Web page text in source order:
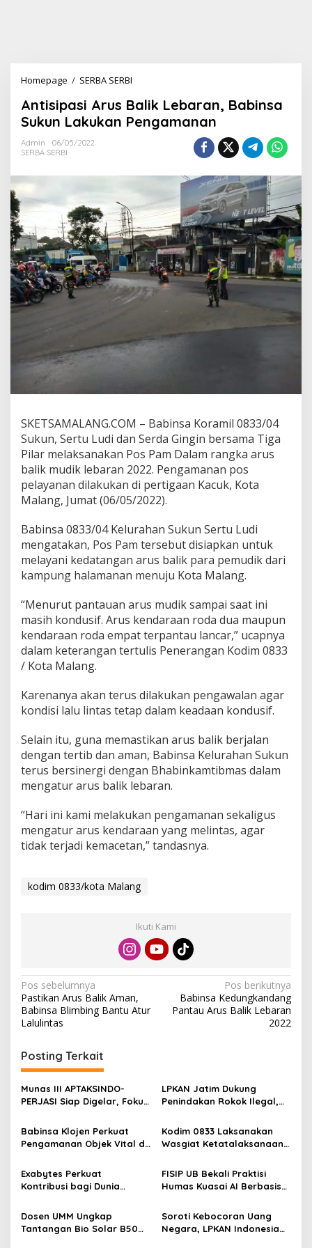
Homepage / SERBA SERBI
t
i
s
i
A
r
u
s
B
a
l
i
b
n
B
a
b
i
n
s
a
S
k
u
n
a
u
k
a
n
P
g
a
m
n
a
n
Antisipasi Arus Balik Lebaran, Babinsa
Sukun Lakukan Pengamanan
Admin
06/05/2022
SERBA SERBI
SKETSAMALANG.COM – Babinsa Koramil 0833/04
Sukun, Sertu Ludi dan Serda Gingin bersama Tiga
Pilar melaksanakan Pos Pam Dalam rangka arus
balik mudik lebaran 2022. Pengamanan pos
pelayanan dilakukan di pertigaan Kacuk, Kota
Malang, Jumat (06/05/2022).
Babinsa 0833/04 Kelurahan Sukun Sertu Ludi
mengatakan, Pos Pam tersebut disiapkan untuk
melayani kedatangan arus balik para pemudik dari
kampung halamanan menuju Kota Malang.
“Menurut pantauan arus mudik sampai saat ini
masih kondusif. Arus kendaraan roda dua maupun
kendaraan roda empat terpantau lancar,” ucapnya
dalam keterangan tertulis Penerangan Kodim 0833
/ Kota Malang.
Karenanya akan terus dilakukan pengawalan agar
kondisi lalu lintas tetap dalam keadaan kondusif.
Selain itu, guna memastikan arus balik berjalan
dengan tertib dan aman, Babinsa Kelurahan Sukun
terus bersinergi dengan Bhabinkamtibmas dalam
mengatur arus balik lebaran.
“Hari ini kami melakukan pengamanan sekaligus
mengatur arus kendaraan yang melintas, agar
tidak terjadi kemacetan,” tandasnya.
kodim 0833/kota Malang
Ikuti Kami
N
a
v
i
g
a
s
i
p
s
Pos sebelumnya
Pastikan Arus Balik Aman,
Babinsa Blimbing Bantu Atur
Lalulintas
Pos berikutnya
Babinsa Kedungkandang
Pantau Arus Balik Lebaran
2022
Posting Terkait
Munas III APTAKSINDO-
PERJASI Siap Digelar, Fokus
Regenerasi Kepemimpinan
LPKAN Jatim Dukung
Penindakan Rokok Ilegal,
Jangan Korbankan Petani
Babinsa Klojen Perkuat
Pengamanan Objek Vital di
Lama
Kodim 0833 Laksanakan
Wasgiat Ketatalaksanaan
Exabytes Perkuat
Kontribusi bagi Dunia
Melalui Kerja Sama dengan
Universitas Ciputra
Surabaya
FISIP UB Bekali Praktisi
Humas Kuasai AI Berbasis
Dosen UMM Ungkap
Tantangan Bio Solar B50
Soroti Kebocoran Uang
Negara, LPKAN Indonesia